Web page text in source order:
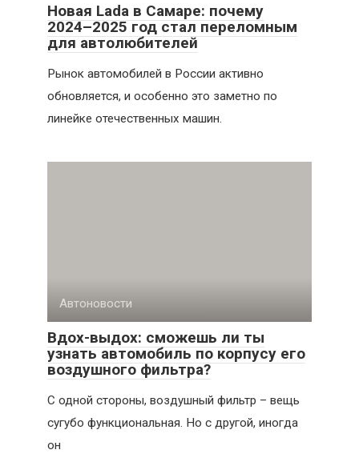
Новая Lada в Самаре: почему
2024–2025 год стал переломным
для автолюбителей
Рынок автомобилей в России активно
обновляется, и особенно это заметно по
линейке отечественных машин.
Автоновости
Вдох-выдох: сможешь ли ты
узнать автомобиль по корпусу его
воздушного фильтра?
С одной стороны, воздушный фильтр – вещь
сугубо функциональная. Но с другой, иногда
он